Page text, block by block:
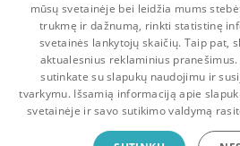
1 2
Pradinis Krepšelis Pokalbiai
Bookswap programėlė
mūsų svetainėje bei leidžia mums
trukmę ir dažnumą, rinkti statistinę
svetainės lankytojų skaičių. Taip pat,
aktualesnius reklaminius pranešimus.
sutinkate su slapukų naudojimu ir
tvarkymu. Išsamią informaciją apie
svetainėje ir savo sutikimo valdymą